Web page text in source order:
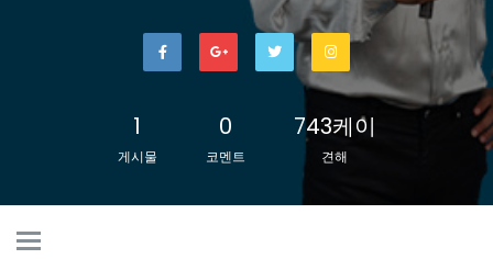
1
게시물
0
코멘트
743케이
견해